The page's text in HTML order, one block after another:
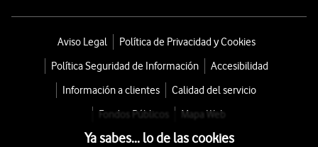
Aviso Legal
Política de Privacidad y Cookies
Política Seguridad de Información
Accesibilidad
Información a clientes
Calidad del servicio
Fondos Públicos
Mapa Web
Ya sabes... lo de las cookies